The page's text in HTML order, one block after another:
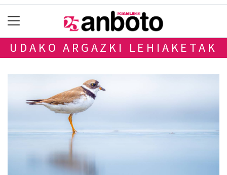
UDAKO ARGAZKI LEHIAKETAK